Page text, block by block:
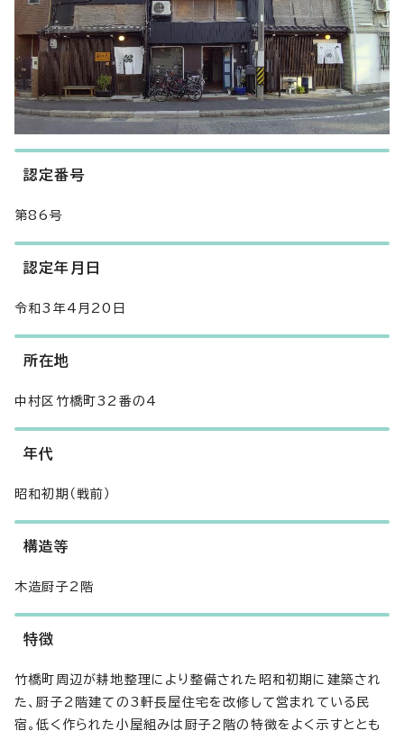
認定番号
第86号
認定年月日
令和3年4月20日
所在地
中村区竹橋町32番の4
年代
昭和初期（戦前）
構造等
木造厨子2階
特徴
竹橋町周辺が耕地整理により整備された昭和初期に建築され
た、厨子2階建ての3軒長屋住宅を改修して営まれている民
宿。低く作られた小屋組みは厨子2階の特徴をよく示すととも